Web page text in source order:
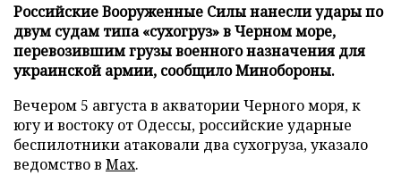
Российские Вооруженные Силы нанесли удары по
двум судам типа «сухогруз» в Черном море,
перевозившим грузы военного назначения для
украинской армии, сообщило Минобороны.
Вечером 5 августа в акватории Черного моря, к
югу и востоку от Одессы, российские ударные
беспилотники атаковали два сухогруза, указало
ведомство в Max.